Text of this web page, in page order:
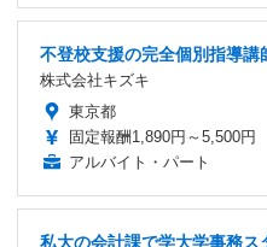
不登校支援の完全個別指導講
株式会社キズキ
東京都
固定報酬1,890円～5,500円
アルバイト・パート
私大の会計課で学大学事務